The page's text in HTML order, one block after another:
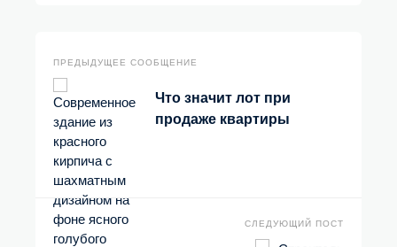
ПРЕДЫДУЩЕЕ СООБЩЕНИЕ
Что значит лот при
продаже квартиры
СЛЕДУЮЩИЙ ПОСТ